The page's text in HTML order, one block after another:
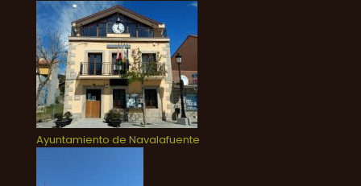
Ayuntamiento de Navalafuente